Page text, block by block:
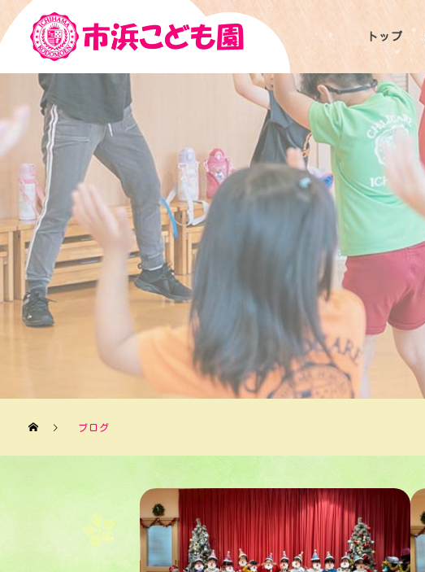
トップ
ブログ